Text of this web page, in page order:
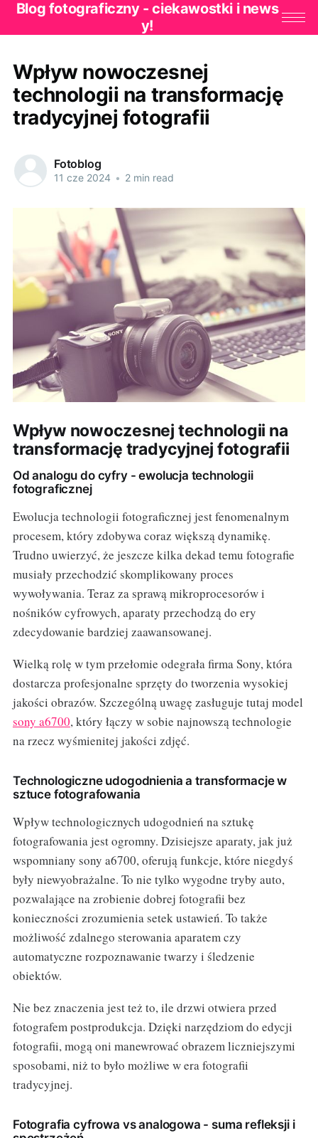
Blog fotograficzny - ciekawostki i news
y!
Wpływ nowoczesnej
technologii na transformację
tradycyjnej fotografii
Fotoblog
11 cze 2024 • 2 min read
Wpływ nowoczesnej technologii na
transformację tradycyjnej fotografii
Od analogu do cyfry - ewolucja technologii
fotograficznej
Ewolucja technologii fotograficznej jest fenomenalnym
procesem, który zdobywa coraz większą dynamikę.
Trudno uwierzyć, że jeszcze kilka dekad temu fotografie
musiały przechodzić skomplikowany proces
wywoływania. Teraz za sprawą mikroprocesorów i
nośników cyfrowych, aparaty przechodzą do ery
zdecydowanie bardziej zaawansowanej.
Wielką rolę w tym przełomie odegrała firma Sony, która
dostarcza profesjonalne sprzęty do tworzenia wysokiej
jakości obrazów. Szczególną uwagę zasługuje tutaj model
sony a6700, który łączy w sobie najnowszą technologie
na rzecz wyśmienitej jakości zdjęć.
Technologiczne udogodnienia a transformacje w
sztuce fotografowania
Wpływ technologicznych udogodnień na sztukę
fotografowania jest ogromny. Dzisiejsze aparaty, jak już
wspomniany sony a6700, oferują funkcje, które niegdyś
były niewyobrażalne. To nie tylko wygodne tryby auto,
pozwalające na zrobienie dobrej fotografii bez
konieczności zrozumienia setek ustawień. To także
możliwość zdalnego sterowania aparatem czy
automatyczne rozpoznawanie twarzy i śledzenie
obiektów.
Nie bez znaczenia jest też to, ile drzwi otwiera przed
fotografem postprodukcja. Dzięki narzędziom do edycji
fotografii, mogą oni manewrować obrazem liczniejszymi
sposobami, niż to było możliwe w era fotografii
tradycyjnej.
Fotografia cyfrowa vs analogowa - suma refleksji i